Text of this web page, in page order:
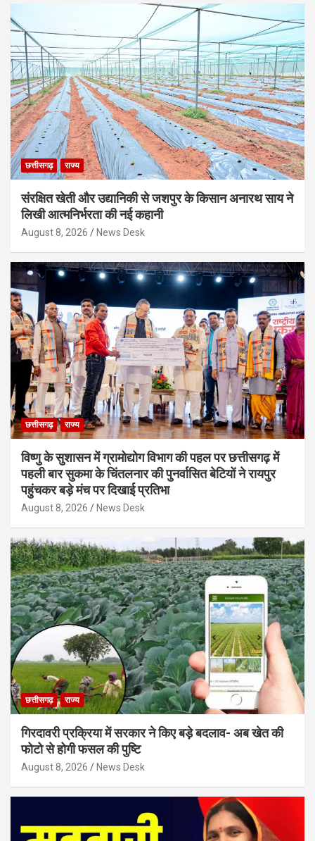
छत्तीसगढ़ राज्य
संरक्षित खेती और उद्यानिकी से जशपुर के किसान अनारथ साय ने
लिखी आत्मनिर्भरता की नई कहानी
August 8, 2026 News Desk
छत्तीसगढ़ राज्य
विष्णु के सुशासन में ग्रामोद्योग विभाग की पहल पर छत्तीसगढ़ में
पहली बार सुकमा के चिंतलनार की पुनर्वासित बेटियों ने रायपुर
पहुंचकर बड़े मंच पर दिखाई प्रतिभा
August 8, 2026 News Desk
छत्तीसगढ़ राज्य
गिरदावरी प्रक्रिया में सरकार ने किए बड़े बदलाव- अब खेत की
फोटो से होगी फसल की पुष्टि
August 8, 2026 News Desk